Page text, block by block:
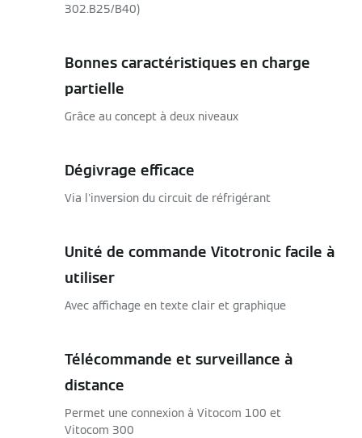
302.B25/B40)
Bonnes caractéristiques en charge
partielle
Grâce au concept à deux niveaux
Dégivrage efficace
Via l'inversion du circuit de réfrigérant
Unité de commande Vitotronic facile à
utiliser
Avec affichage en texte clair et graphique
Télécommande et surveillance à
distance
Permet une connexion à Vitocom 100 et
Vitocom 300